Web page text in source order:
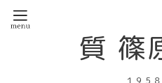
質 篠
１９５